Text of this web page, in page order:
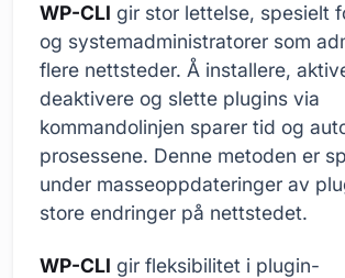
WP-CLI gir stor lettelse, spesielt
og systemadministratorer som
flere nettsteder. Å installere,
deaktivere og slette plugins via
kommandolinjen sparer tid og
prosessene. Denne metoden er
under masseoppdateringer av
store endringer på nettstedet.
WP-CLI gir fleksibilitet i plugin-